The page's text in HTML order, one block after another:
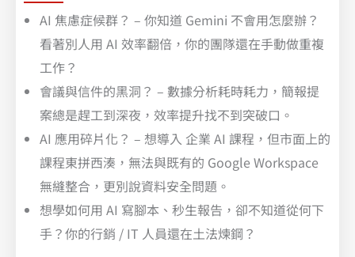
AI 焦慮症候群？ – 你知道 Gemini 不會用怎麼辦？
看著別人用 AI 效率翻倍，你的團隊還在手動做重複
工作？
會議與信件的黑洞？ – 數據分析耗時耗力，簡報提
案總是趕工到深夜，效率提升找不到突破口。
AI 應用碎片化？ – 想導入 企業 AI 課程，但市面上的
課程東拼西湊，無法與既有的 Google Workspace
無縫整合，更別說資料安全問題。
想學如何用 AI 寫腳本、秒生報告，卻不知道從何下
手？你的行銷 / IT 人員還在土法煉鋼？